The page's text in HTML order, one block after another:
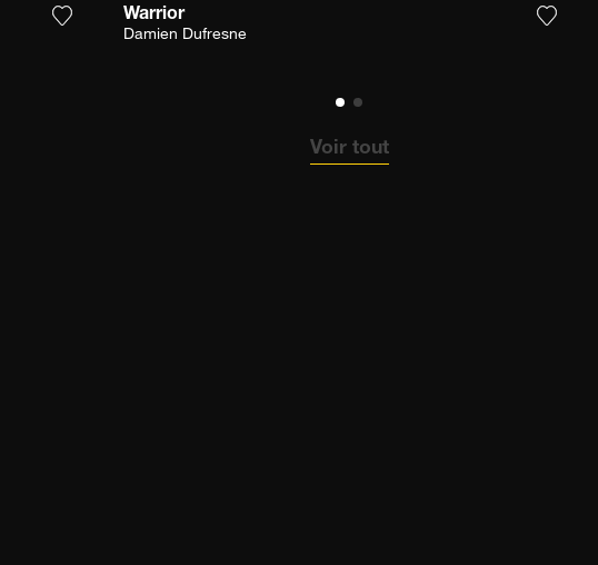
Ajouter la photographie à ma wishlist
Warrior
Damien Dufresne
Voir tout